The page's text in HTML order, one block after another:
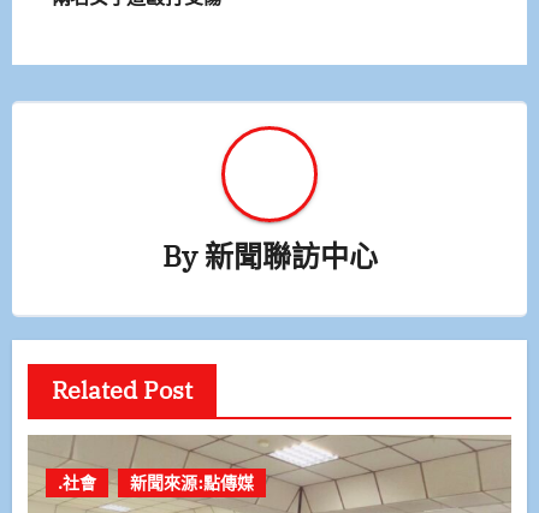
導
覽
By新聞聯訪中心
Related Post
.社會 新聞來源:點傳媒